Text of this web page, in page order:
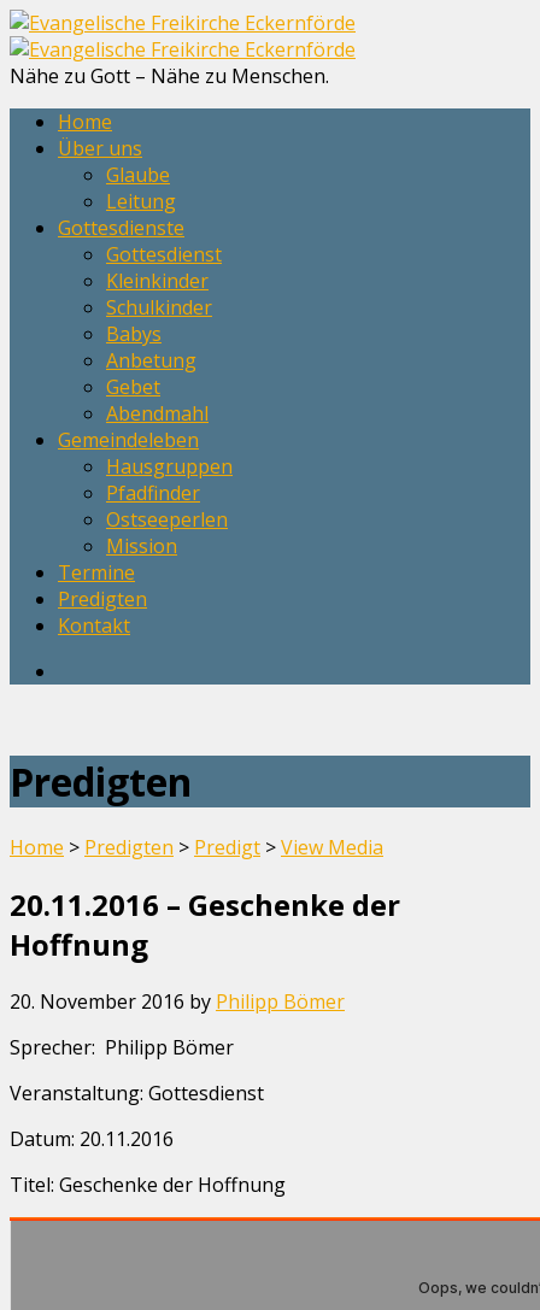
Nähe zu Gott – Nähe zu Menschen.
Home
Über uns
Glaube
Leitung
Gottesdienste
Gottesdienst
Kleinkinder
Schulkinder
Babys
Anbetung
Gebet
Abendmahl
Gemeindeleben
Hausgruppen
Pfadfinder
Ostseeperlen
Mission
Termine
Predigten
Kontakt
Predigten
Home > Predigten > Predigt >View Media
20.11.2016 – Geschenke der
Hoffnung
20. November 2016 by Philipp Bömer
Sprecher: Philipp Bömer
Veranstaltung: Gottesdienst
Datum: 20.11.2016
Titel: Geschenke der Hoffnung